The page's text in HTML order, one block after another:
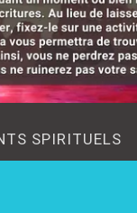
SPIRITUELS